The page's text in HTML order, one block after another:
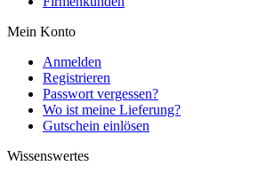
Mein Konto
Anmelden
Registrieren
Passwort vergessen?
Wo ist meine Lieferung?
Gutschein einlösen
Wissenswertes